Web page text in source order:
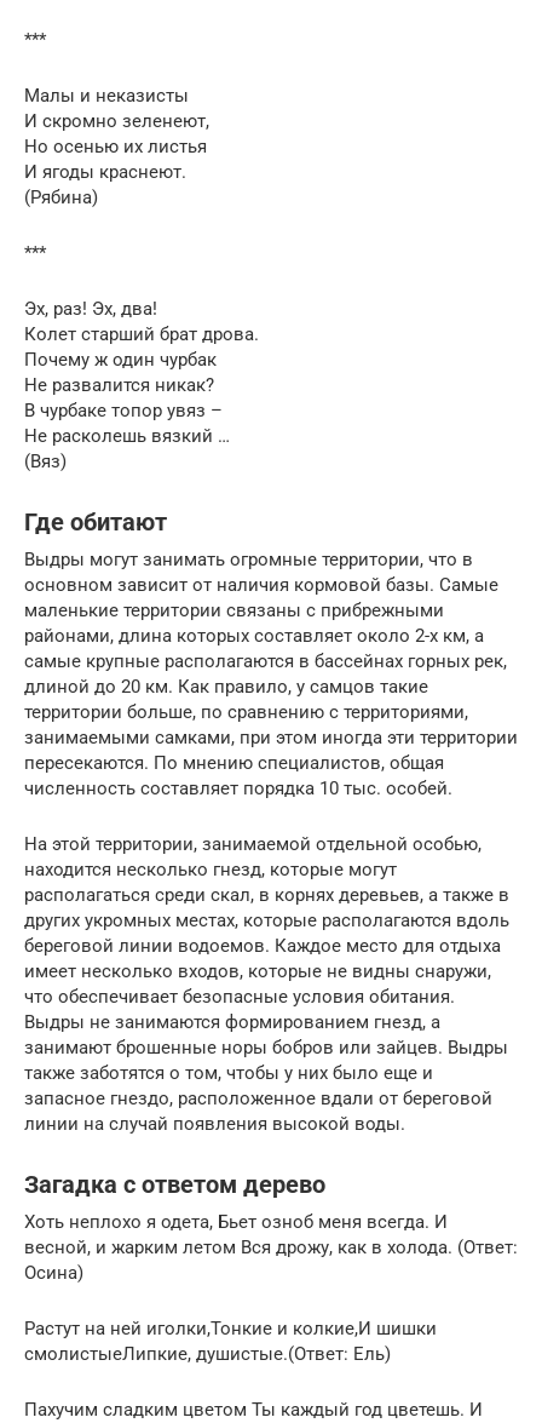
***
Малы и неказисты
И скромно зеленеют,
Но осенью их листья
И ягоды краснеют.
(Рябина)
***
Эх, раз! Эх, два!
Колет старший брат дрова.
Почему ж один чурбак
Не развалится никак?
В чурбаке топор увяз –
Не расколешь вязкий …
(Вяз)
Где обитают
Выдры могут занимать огромные территории, что в
основном зависит от наличия кормовой базы. Самые
маленькие территории связаны с прибрежными
районами, длина которых составляет около 2-х км, а
самые крупные располагаются в бассейнах горных рек,
длиной до 20 км. Как правило, у самцов такие
территории больше, по сравнению с территориями,
занимаемыми самками, при этом иногда эти территории
пересекаются. По мнению специалистов, общая
численность составляет порядка 10 тыс. особей.
На этой территории, занимаемой отдельной особью,
находится несколько гнезд, которые могут
располагаться среди скал, в корнях деревьев, а также в
других укромных местах, которые располагаются вдоль
береговой линии водоемов. Каждое место для отдыха
имеет несколько входов, которые не видны снаружи,
что обеспечивает безопасные условия обитания.
Выдры не занимаются формированием гнезд, а
занимают брошенные норы бобров или зайцев. Выдры
также заботятся о том, чтобы у них было еще и
запасное гнездо, расположенное вдали от береговой
линии на случай появления высокой воды.
Загадка с ответом дерево
Хоть неплохо я одета, Бьет озноб меня всегда. И
весной, и жарким летом Вся дрожу, как в холода. (Ответ:
Осина)
Растут на ней иголки,Тонкие и колкие,И шишки
смолистыеЛипкие, душистые.(Ответ: Ель)
Пахучим сладким цветом Ты каждый год цветешь. И